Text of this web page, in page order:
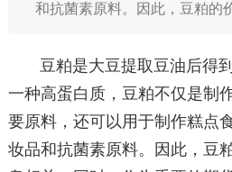
和抗菌素原料。因此，豆粕的
豆粕是大豆提取豆油后得
一种高蛋白质，豆粕不仅是制
要原料，还可以用于制作糕点
妆品和抗菌素原料。因此，豆